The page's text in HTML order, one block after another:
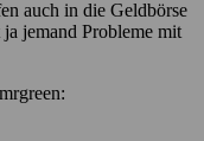
auch in die Geldbörse
jemand Probleme mit